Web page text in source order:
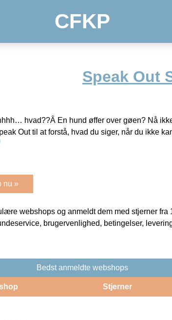
CFKP
Speak Out
hvad??Â En hund øffer over gøen? Nå
Out til at forstå, hvad du siger, når du ikke
nu »
webshops og anmeldt dem med stjerner fra
brugervenlighed, betingelser,
Bedst anmeldte webshops
Stjerner